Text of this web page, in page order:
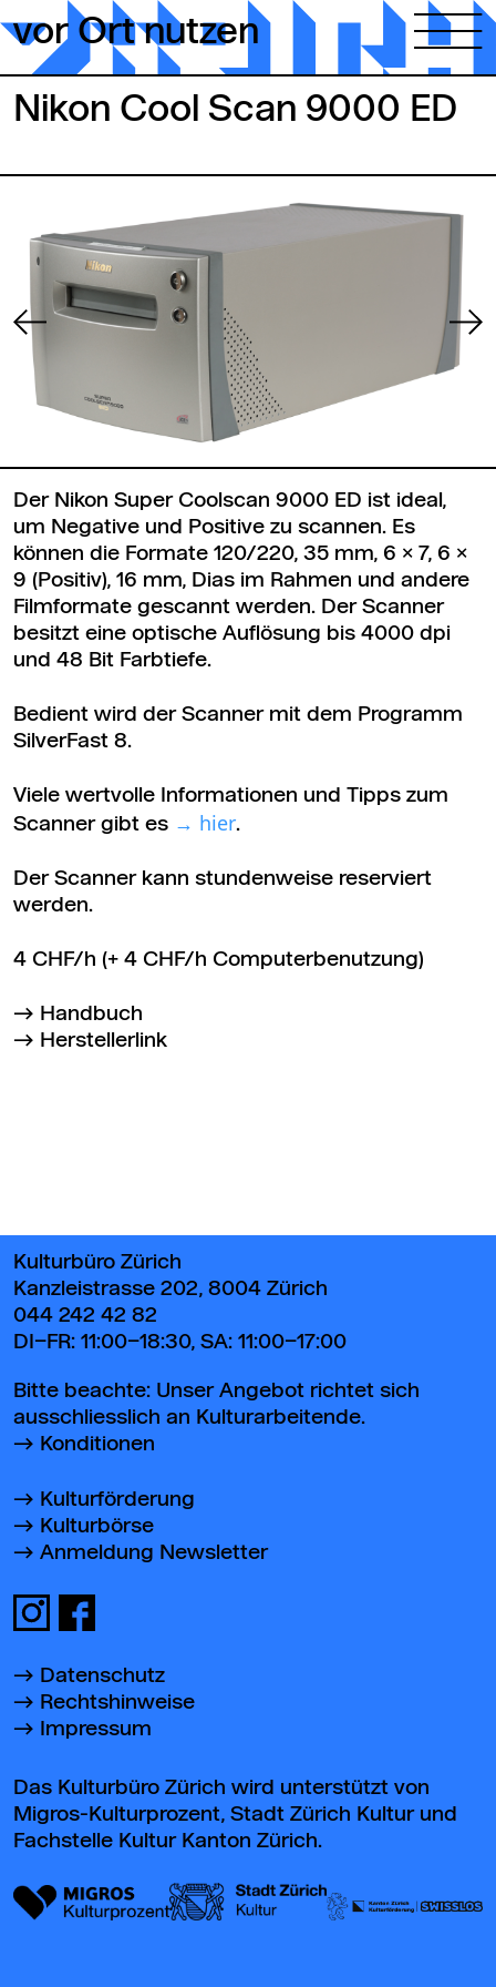
vor Ort nutzen
Nikon Cool Scan 9000 ED
Der Nikon Super Coolscan 9000 ED ist ideal,
um Negative und Positive zu scannen. Es
können die Formate 120/220, 35 mm, 6 x 7, 6 x
9 (Positiv), 16 mm, Dias im Rahmen und andere
Filmformate gescannt werden. Der Scanner
besitzt eine optische Auflösung bis 4000 dpi
und 48 Bit Farbtiefe.
Bedient wird der Scanner mit dem Programm
SilverFast 8.
Viele wertvolle Informationen und Tipps zum
Scanner gibt es
hier.
Der Scanner kann stundenweise reserviert
werden.
4 CHF/h (+ 4 CHF/h Computerbenutzung)
Handbuch
Herstellerlink
Kulturbüro Zürich
Kanzleistrasse 202, 8004 Zürich
044 242 42 82
DI–FR: 11:00–18:30, SA: 11:00–17:00
Bitte beachte: Unser Angebot richtet sich
ausschliesslich an Kulturarbeitende.
Konditionen
Kulturförderung
Kulturbörse
Anmeldung Newsletter
Datenschutz
Rechtshinweise
Impressum
Das Kulturbüro Zürich wird unterstützt von
Migros-Kulturprozent, Stadt Zürich Kultur und
Fachstelle Kultur Kanton Zürich.